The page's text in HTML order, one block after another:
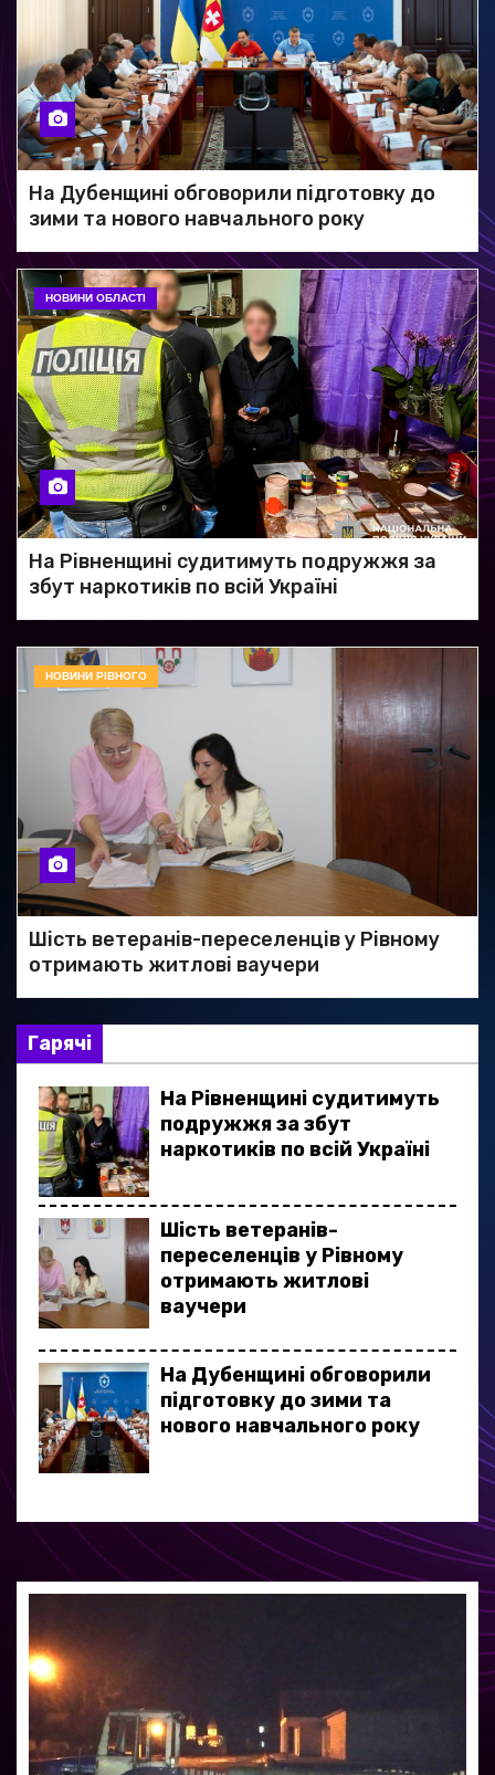
На Дубенщині обговорили підготовку до
зими та нового навчального року
НОВИНИ ОБЛАСТІ
На Рівненщині судитимуть подружжя за
збут наркотиків по всій Україні
НОВИНИ РІВНОГО
Шість ветеранів-переселенців у Рівному
отримають житлові ваучери
Гарячі
На Рівненщині судитимуть
подружжя за збут
наркотиків по всій Україні
Шість ветеранів-
переселенців у Рівному
отримають житлові
ваучери
На Дубенщині обговорили
підготовку до зими та
нового навчального року
затримали підозрюваного у
крадіжці майже 300 тисяч
гривень
фестивалі адаптивного
спорту